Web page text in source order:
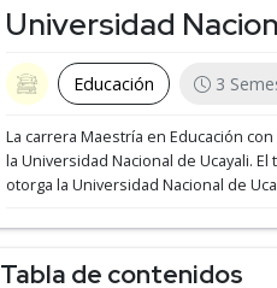
Universidad
Educación 3
La carrera Maestría en Educación
la Universidad Nacional de Ucayali. El
otorga la Universidad Nacional de
Tabla de contenidos